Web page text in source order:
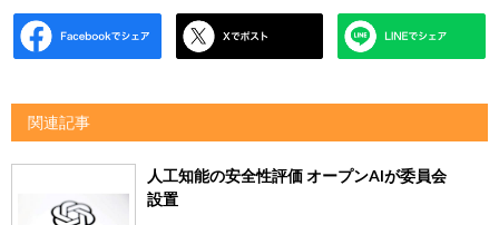
関連記事
人工知能の安全性評価 オープンAIが委員会
設置